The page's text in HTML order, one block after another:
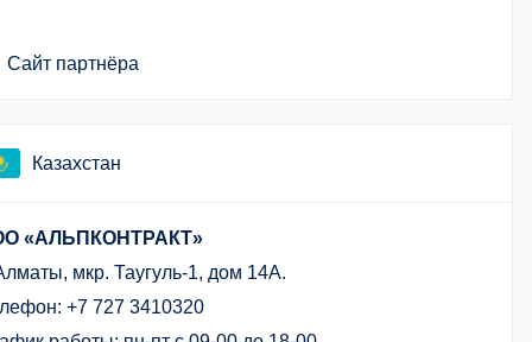
Сайт партнёра
Казахстан
«АЛЬПКОНТРАКТ»
мкр. Таугуль-1, дом 14А.
+7 727 3410320